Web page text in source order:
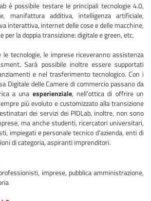
è possibile testare le principali tecnologie 4.0,
manifattura additiva, intelligenza artificiale,
interattiva, internet delle cose e delle macchine,
per la doppia transizione: digitale e green, etc.
tecnologie, le imprese riceveranno assistenza
Sarà possibile inoltre essere supportati
e nel trasferimento tecnologico. Con i
Digitale delle Camere di commercio passano da
a una esperienziale, nell’ottica di offrire un
più evoluto e customizzato alla transizione
dei servizi dei PIDLab, inoltre, non sono
ma anche studenti, ricercatori universitari,
impiegati e personale tecnico d'azienda, enti di
di categoria, aspiranti imprenditori.
imprese, pubblica amministrazione,